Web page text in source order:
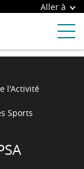
Aller à
l'Activité
Sports